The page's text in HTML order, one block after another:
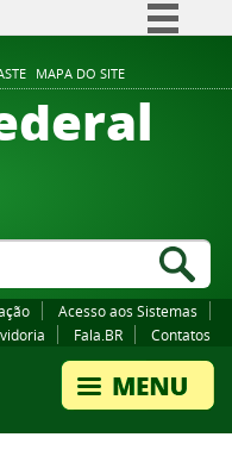
MAPA DO SITE
Comunica BR
Participe
Canais
Acesso aos Sistemas
Fala.BR Contatos